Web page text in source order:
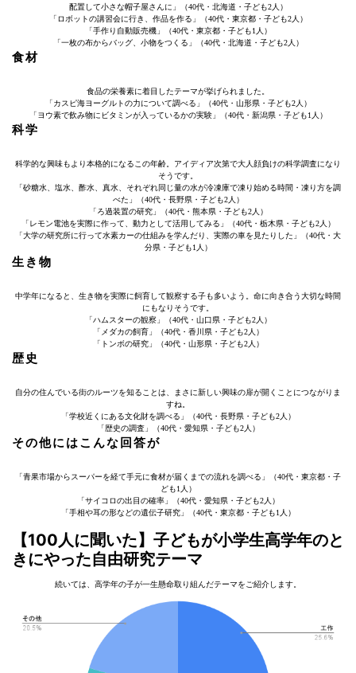
配置して小さな帽子屋さんに」（40代・北海道・子ども2人）
「ロボットの講習会に行き、作品を作る」（40代・東京都・子ども2人）
「手作り自動販売機」（40代・東京都・子ども1人）
「一枚の布からバッグ、小物をつくる」（40代・北海道・子ども2人）
食材
食品の栄養素に着目したテーマが挙げられました。
「カスピ海ヨーグルトの力について調べる」（40代・山形県・子ども2人）
「ヨウ素で飲み物にビタミンが入っているかの実験」（40代・新潟県・子ども1人）
科学
科学的な興味もより本格的になるこの年齢。アイディア次第で大人顔負けの科学調査になり
そうです。
「砂糖水、塩水、酢水、真水、それぞれ同じ量の水が冷凍庫で凍り始める時間・凍り方を調
べた」（40代・長野県・子ども2人）
「ろ過装置の研究」（40代・熊本県・子ども2人）
「レモン電池を実際に作って、動力として活用してみる」（40代・栃木県・子ども2人）
「大学の研究所に行って水素カーの仕組みを学んだり、実際の車を見たりした」（40代・大
分県・子ども1人）
生き物
中学年になると、生き物を実際に飼育して観察する子も多いよう。命に向き合う大切な時間
にもなりそうです。
「ハムスターの観察」（40代・山口県・子ども2人）
「メダカの飼育」（40代・香川県・子ども2人）
「トンボの研究」（40代・山形県・子ども2人）
歴史
自分の住んでいる街のルーツを知ることは、まさに新しい興味の扉が開くことにつながりま
すね。
「学校近くにある文化財を調べる」（40代・長野県・子ども2人）
「歴史の調査」（40代・愛知県・子ども2人）
その他にはこんな回答が
「青果市場からスーパーを経て手元に食材が届くまでの流れを調べる」（40代・東京都・子
ども1人）
「サイコロの出目の確率」（40代・愛知県・子ども2人）
「手相や耳の形などの遺伝子研究」（40代・東京都・子ども1人）
【100人に聞いた】子どもが小学生高学年のと
きにやった自由研究テーマ
続いては、高学年の子が一生懸命取り組んだテーマをご紹介します。